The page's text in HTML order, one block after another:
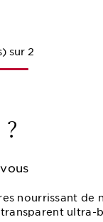
sur 2
nourrissant de
ultra-